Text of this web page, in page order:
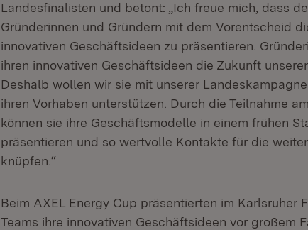
Landesfinalisten und betont: „Ich freue mich, dass
Gründerinnen und Gründern mit dem Vorentscheid
innovativen Geschäftsideen zu präsentieren.
ihren innovativen Geschäftsideen die Zukunft
Deshalb wollen wir sie mit unserer
ihren Vorhaben unterstützen. Durch die Teilnahme
können sie ihre Geschäftsmodelle in einem frühen
präsentieren und so wertvolle Kontakte für die
knüpfen.“
Beim AXEL Energy Cup präsentierten im Karlsruher
Teams ihre innovativen Geschäftsideen vor großem